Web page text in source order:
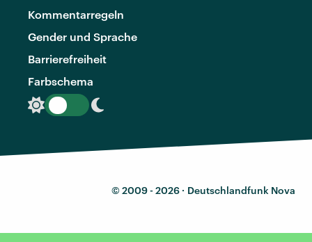
Kommentarregeln
Gender und Sprache
Barrierefreiheit
Farbschema
© 2009 - 2026 · Deutschlandfunk Nova